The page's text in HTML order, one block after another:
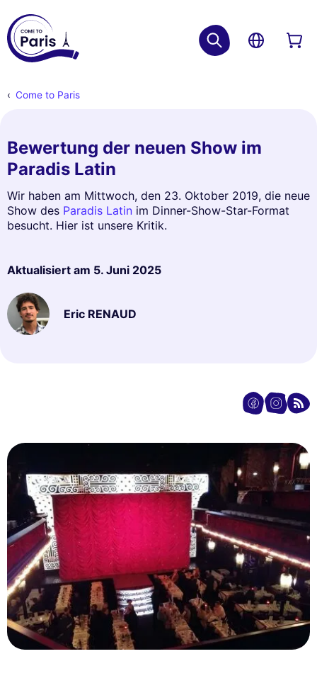
Come to Paris
Bewertung der neuen Show im
Paradis Latin
Wir haben am Mittwoch, den 23. Oktober 2019, die neue
Show des Paradis Latin im Dinner-Show-Star-Format
besucht. Hier ist unsere Kritik.
Aktualisiert am 5. Juni 2025
Eric RENAUD